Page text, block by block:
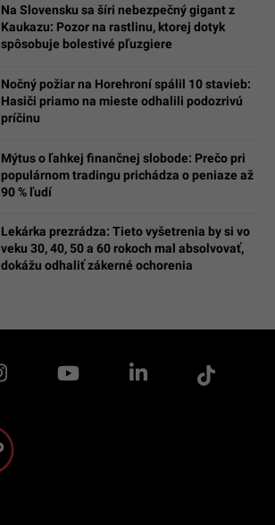
Na Slovensku sa šíri nebezpečný gigant z
Kaukazu: Pozor na rastlinu, ktorej dotyk
spôsobuje bolestivé pľuzgiere
Nočný požiar na Horehroní spálil 10 stavieb:
Hasiči priamo na mieste odhalili podozrivú
príčinu
Mýtus o ľahkej finančnej slobode: Prečo pri
populárnom tradingu prichádza o peniaze až
90 % ľudí
Lekárka prezrádza: Tieto vyšetrenia by si vo
veku 30, 40, 50 a 60 rokoch mal absolvovať,
dokážu odhaliť zákerné ochorenia